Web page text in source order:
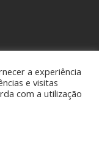
• Todos os direitos
a experiência
e visitas
com a utilização